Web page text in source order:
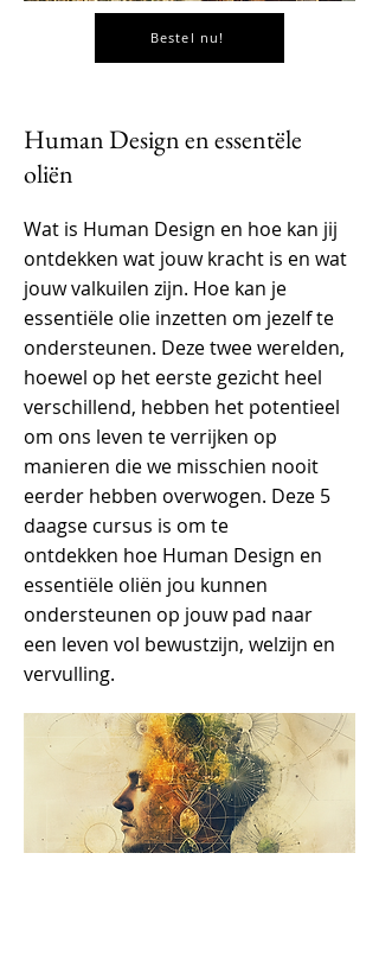
Bestel nu!
Human Design en essentële
oliën
Wat is Human Design en hoe kan jij
ontdekken wat jouw kracht is en wat
jouw valkuilen zijn. Hoe kan je
essentiële olie inzetten om jezelf te
ondersteunen. Deze twee werelden,
hoewel op het eerste gezicht heel
verschillend, hebben het potentieel
om ons leven te verrijken op
manieren die we misschien nooit
eerder hebben overwogen. Deze 5
daagse cursus is om te
ontdekken hoe Human Design en
essentiële oliën jou kunnen
ondersteunen op jouw pad naar
een leven vol bewustzijn, welzijn en
vervulling.